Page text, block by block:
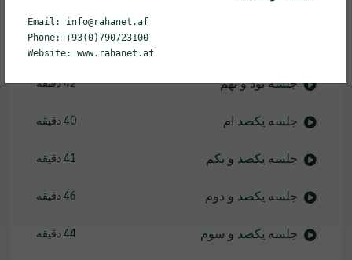
28 دقیقه
جلسه نود و نهم 42 دقیقه
جلسه یکصد ام 40 دقیقه
جلسه یکصد و یکم 41 دقیقه
جلسه یکصد و دوم 46 دقیقه
جلسه یکصد و سوم 44 دقیقه
Email: info@rahanet.af
Phone: +93(0)790723100
Website: www.rahanet.af